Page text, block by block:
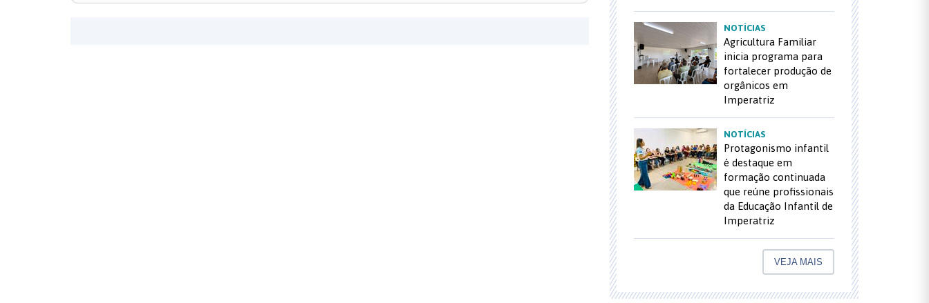
NOTÍCIAS
Agricultura Familiar
inicia programa para
fortalecer produção de
orgânicos em
Imperatriz
NOTÍCIAS
Protagonismo infantil
é destaque em
formação continuada
que reúne profissionais
da Educação Infantil de
Imperatriz
VEJA MAIS